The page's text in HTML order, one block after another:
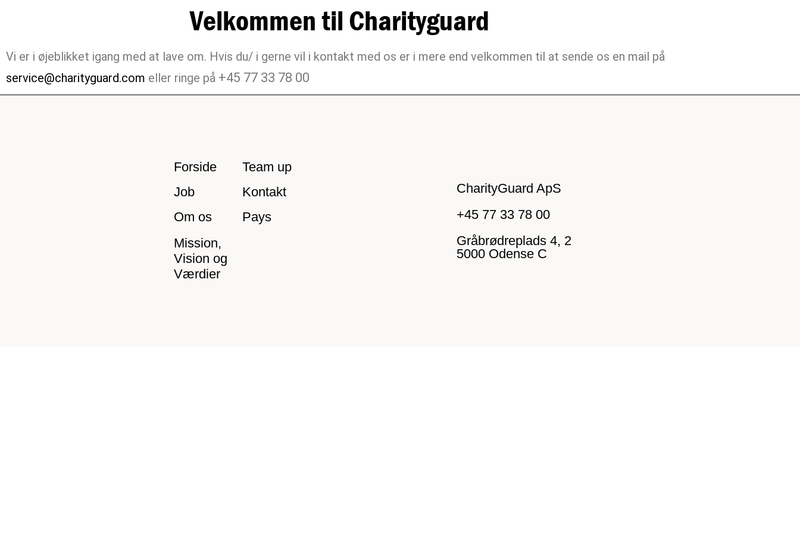
Velkommen til Charityguard
Vi er i øjeblikket igang med at lave om. Hvis du/ i gerne vil i kontakt med os er i mere end velkommen til at sende os en mail på
service@charityguard.com eller ringe på +45 77 33 78 00
Forside
Job
Om os
Mission,
Vision og
Værdier
Team up
Kontakt
Pays
CharityGuard ApS
+45 77 33 78 00
Gråbrødreplads 4, 2
5000 Odense C